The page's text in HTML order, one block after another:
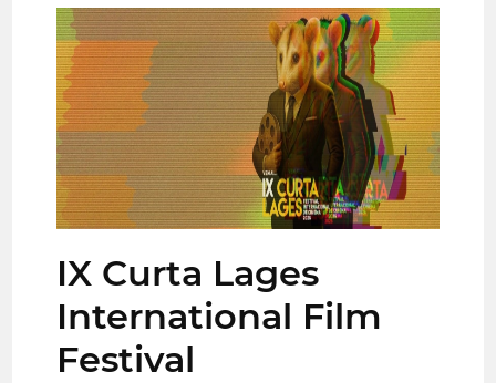
IX Curta Lages
International Film
Festival